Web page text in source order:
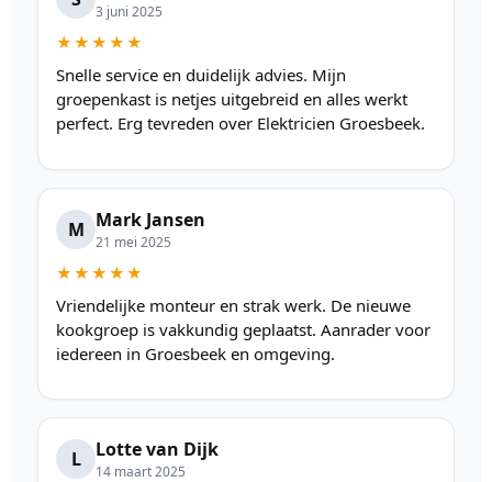
3 juni 2025
★★★★★
Snelle service en duidelijk advies. Mijn
groepenkast is netjes uitgebreid en alles werkt
perfect. Erg tevreden over Elektricien Groesbeek.
M Mark Jansen
21 mei 2025
★★★★★
Vriendelijke monteur en strak werk. De nieuwe
kookgroep is vakkundig geplaatst. Aanrader voor
iedereen in Groesbeek en omgeving.
L Lotte van Dijk
14 maart 2025